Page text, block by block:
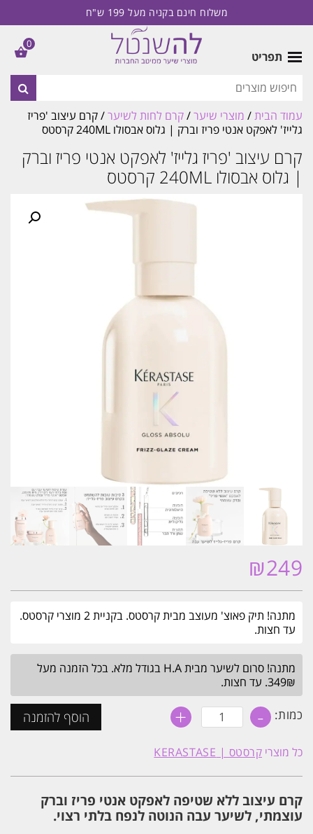
משלוח חינם בקניה מעל 199 ש"ח
תפריט
עמוד הבית/ מוצרי שיער/קרם לחות לשיער/ קרם עיצוב 'פריז
גלייז' לאפקט אנטי פריז וברק | גלוס אבסולו 240ML קרסטס
קרם עיצוב 'פריז גלייז' לאפקט אנטי פריז וברק
| גלוס אבסולו 240ML קרסטס
₪249
מתנה! תיק פאוצ' מעוצב מבית קרסטס. בקניית 2 מוצרי קרסטס.
עד חצות.
מתנה! סרום לשיער מבית H.A בגודל מלא. בכל הזמנה מעל
349₪. עד חצות.
כמות: - כמות
של
עיצוב
'פריז
לאפקט
פריז
וברק
|
+ הוסף להזמנה
כל מוצרי קרסטס | KERASTASE
קרם עיצוב ללא שטיפה לאפקט אנטי פריז וברק
עוצמתי, לשיער עבה הנוטה לנפח בלתי רצוי.
0